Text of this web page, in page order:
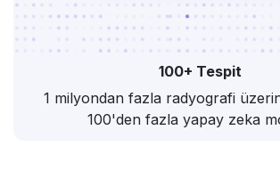
100+ Tespit
1 milyondan fazla radyografi
100'den fazla yapay zeka